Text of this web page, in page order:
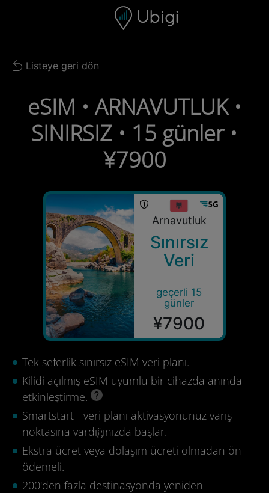
Gezinme çubuğu Alt bilgi
Back to list
Listeye geri dön
eSIM • ARNAVUTLUK •
SINIRSIZ • 15 günler •
¥7900
Arnavutluk
Sınırsız
Veri
geçerli 15
günler
¥7900
Tek seferlik sınırsız eSIM veri planı.
Kilidi açılmış eSIM uyumlu bir cihazda anında
etkinleştirme.
Smartstart - veri planı aktivasyonunuz varış
noktasına vardığınızda başlar.
Ekstra ücret veya dolaşım ücreti olmadan ön
ödemeli.
200'den fazla destinasyonda yeniden